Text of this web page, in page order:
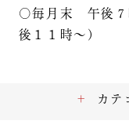
○毎月末 午後７
後１１時～)
カテ